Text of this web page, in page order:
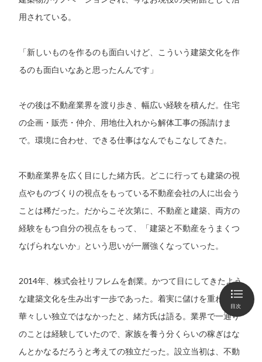
目次
用されている。
「新しいものを作るのも面白いけど、こういう建築文化を作
るのも面白いなあと思ったんんです」
その後は不動産業界を渡り歩き、幅広い経験を積んだ。住宅
の企画・販売・仲介、用地仕入れから解体工事の孫請けま
で。環境に合わせ、できる仕事はなんでもこなしてきた。
不動産業界を広く目にした緒方氏。どこに行っても建築の視
点やものづくりの視点をもっている不動産会社の人に出会う
ことは稀だった。だからこそ次第に、不動産と建築、両方の
経験をもつ自分の視点をもって、「建築と不動産をうまくつ
なげられないか」という思いが一層強くなっていった。
2014年、株式会社リフレムを創業。かつて目にしてきたよう
な建築文化を生み出す一歩であった。着実に儲けを重ねる
華々しい独立ではなかったと、緒方氏は語る。業界で一通り
のことは経験していたので、家族を養う分くらいの稼ぎはな
んとかなるだろうと考えての独立だった。設立当初は、不動